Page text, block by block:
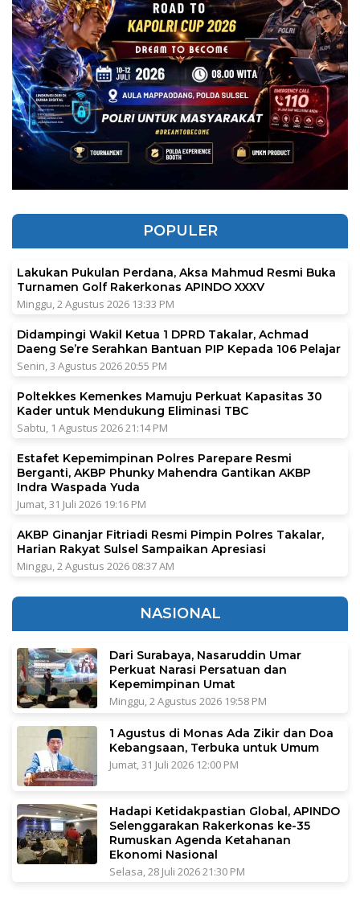
POPULER
Lakukan Pukulan Perdana, Aksa Mahmud Resmi Buka
Turnamen Golf Rakerkonas APINDO XXXV
Minggu, 2 Agustus 2026 13:33 PM
Didampingi Wakil Ketua 1 DPRD Takalar, Achmad
Daeng Se’re Serahkan Bantuan PIP Kepada 106 Pelajar
Senin, 3 Agustus 2026 20:55 PM
Poltekkes Kemenkes Mamuju Perkuat Kapasitas 30
Kader untuk Mendukung Eliminasi TBC
Sabtu, 1 Agustus 2026 21:14 PM
Estafet Kepemimpinan Polres Parepare Resmi
Berganti, AKBP Phunky Mahendra Gantikan AKBP
Indra Waspada Yuda
Jumat, 31 Juli 2026 19:16 PM
AKBP Ginanjar Fitriadi Resmi Pimpin Polres Takalar,
Harian Rakyat Sulsel Sampaikan Apresiasi
Minggu, 2 Agustus 2026 08:37 AM
NASIONAL
Dari Surabaya, Nasaruddin Umar
Perkuat Narasi Persatuan dan
Kepemimpinan Umat
Minggu, 2 Agustus 2026 19:58 PM
1 Agustus di Monas Ada Zikir dan Doa
Kebangsaan, Terbuka untuk Umum
Jumat, 31 Juli 2026 12:00 PM
Hadapi Ketidakpastian Global, APINDO
Selenggarakan Rakerkonas ke-35
Rumuskan Agenda Ketahanan
Ekonomi Nasional
Selasa, 28 Juli 2026 21:30 PM